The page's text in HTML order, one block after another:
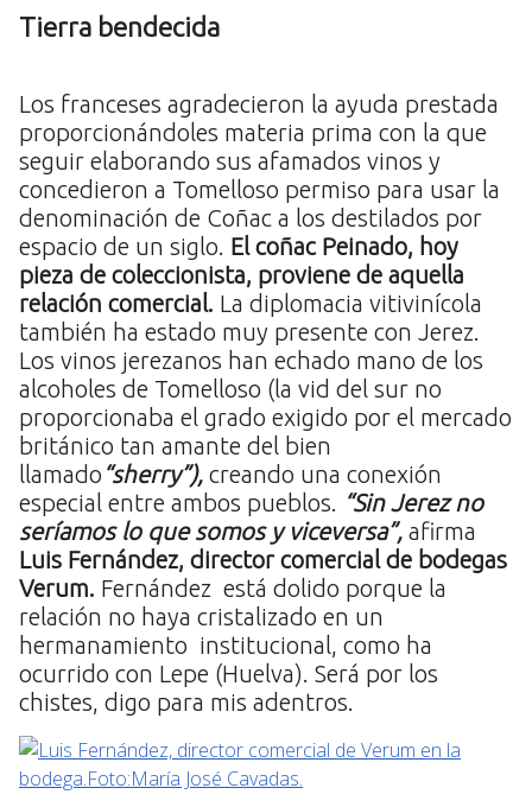
Tierra bendecida
Los franceses agradecieron la ayuda prestada
proporcionándoles materia prima con la que
seguir elaborando sus afamados vinos y
concedieron a Tomelloso permiso para usar la
denominación de Coñac a los destilados por
espacio de un siglo. El coñac Peinado, hoy
pieza de coleccionista, proviene de aquella
relación comercial. La diplomacia vitivinícola
también ha estado muy presente con Jerez.
Los vinos jerezanos han echado mano de los
alcoholes de Tomelloso (la vid del sur no
proporcionaba el grado exigido por el mercado
británico tan amante del bien
llamado “sherry”), creando una conexión
especial entre ambos pueblos. “Sin Jerez no
seríamos lo que somos y viceversa”, afirma
Luis Fernández, director comercial de bodegas
Verum. Fernández está dolido porque la
relación no haya cristalizado en un
hermanamiento institucional, como ha
ocurrido con Lepe (Huelva). Será por los
chistes, digo para mis adentros.